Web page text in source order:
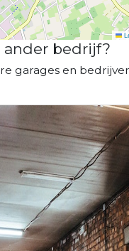
ander bedrijf?
garages en